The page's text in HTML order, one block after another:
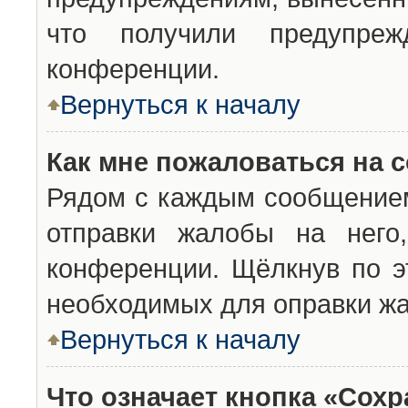
что получили
конференции.
Вернуться к началу
Как мне пожаловаться на
Рядом с каждым
отправки жалобы на
конференции. Щёлкнув по
необходимых для оправки
Вернуться к началу
Что означает кнопка